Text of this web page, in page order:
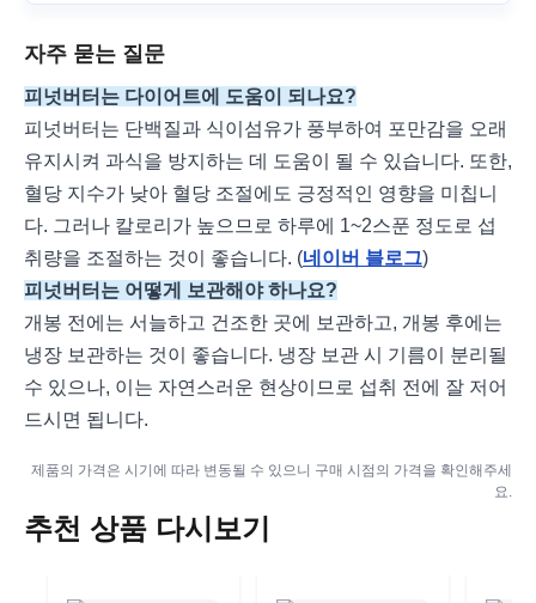
자주 묻는 질문
피넛버터는 다이어트에 도움이 되나요?
피넛버터는 단백질과 식이섬유가 풍부하여 포만감을 오래
유지시켜 과식을 방지하는 데 도움이 될 수 있습니다. 또한,
혈당 지수가 낮아 혈당 조절에도 긍정적인 영향을 미칩니
다. 그러나 칼로리가 높으므로 하루에 1~2스푼 정도로 섭
취량을 조절하는 것이 좋습니다. (네이버 블로그)
피넛버터는 어떻게 보관해야 하나요?
개봉 전에는 서늘하고 건조한 곳에 보관하고, 개봉 후에는
냉장 보관하는 것이 좋습니다. 냉장 보관 시 기름이 분리될
수 있으나, 이는 자연스러운 현상이므로 섭취 전에 잘 저어
드시면 됩니다.
제품의 가격은 시기에 따라 변동될 수 있으니 구매 시점의 가격을 확인해주세
요.
추천 상품 다시보기